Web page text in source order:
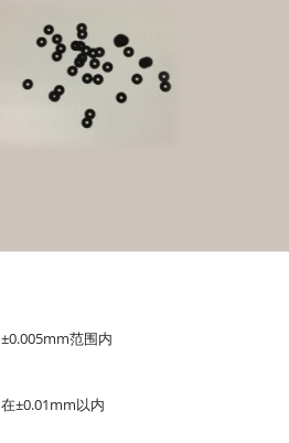
±0.005mm范围内
在±0.01mm以内